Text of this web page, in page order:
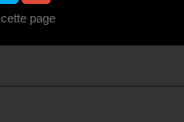
cette page